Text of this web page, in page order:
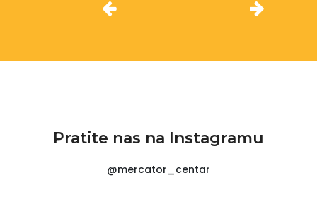
Pratite nas na Instagramu
@mercator_centar